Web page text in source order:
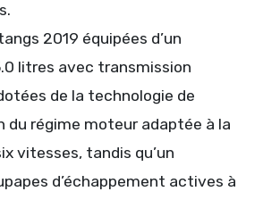
2019 équipées d’un
litres avec transmission
de la technologie de
du régime moteur adaptée à la
vitesses, tandis qu’un
d’échappement actives à